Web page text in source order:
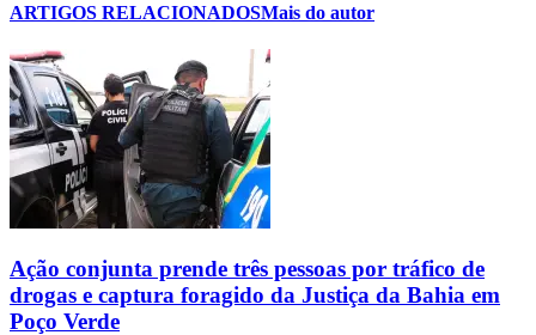
ARTIGOS RELACIONADOSMais do autor
Ação conjunta prende três pessoas por tráfico de
drogas e captura foragido da Justiça da Bahia em
Poço Verde